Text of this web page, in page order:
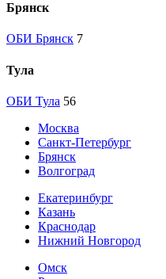
Брянск
ОБИ Брянск 7
Тула
ОБИ Тула 56
Москва
Санкт-Петербург
Брянск
Волгоград
Екатеринбург
Казань
Краснодар
Нижний Новгород
Омск